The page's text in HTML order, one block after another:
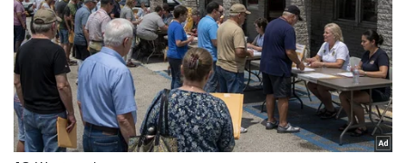
eSports
Hậu trường